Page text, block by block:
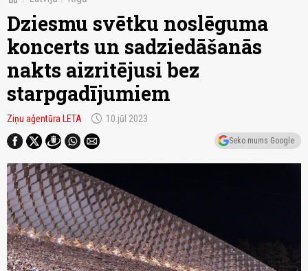
Dziesmu svētku noslēguma
koncerts un sadziedāšanās
nakts aizritējusi bez
starpgadījumiem
Ziņu aģentūra LETA schedule 10.jūl 2023
Seko mums Google